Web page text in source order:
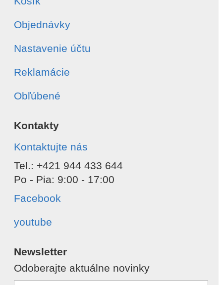
Objednávky
Nastavenie účtu
Reklamácie
Obľúbené
Kontakty
Kontaktujte nás
Tel.: +421 944 433 644
Po - Pia: 9:00 - 17:00
Facebook
youtube
Newsletter
Odoberajte aktuálne novinky